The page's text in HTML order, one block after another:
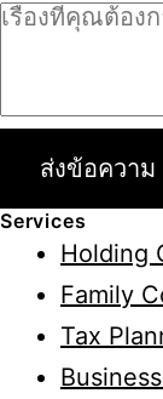
ส่งข้อความ
Services
Holding
Family
Tax